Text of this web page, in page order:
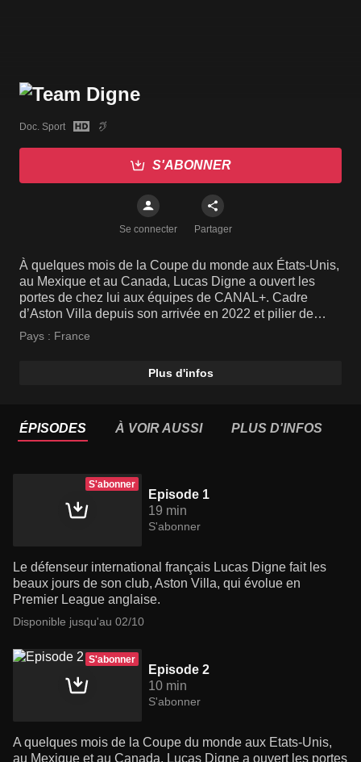
Doc. Sport
S'ABONNER
Se connecter Partager
À quelques mois de la Coupe du monde aux États-Unis,
au Mexique et au Canada, Lucas Digne a ouvert les
portes de chez lui aux équipes de CANAL+. Cadre
d’Aston Villa depuis son arrivée en 2022 et pilier de
l’équipe de France de Didier Deschamps, Lucas Digne
a un objectif en tête : le Mondial 2026.
Pays : France
Plus d'infos
ÉPISODES À VOIR AUSSI PLUS D'INFOS
S'abonner
Episode 1
19 min
S'abonner
Le défenseur international français Lucas Digne fait les
beaux jours de son club, Aston Villa, qui évolue en
Premier League anglaise.
Disponible jusqu'au 02/10
S'abonner
Episode 2
10 min
S'abonner
A quelques mois de la Coupe du monde aux Etats-Unis,
au Mexique et au Canada, Lucas Digne a ouvert les portes